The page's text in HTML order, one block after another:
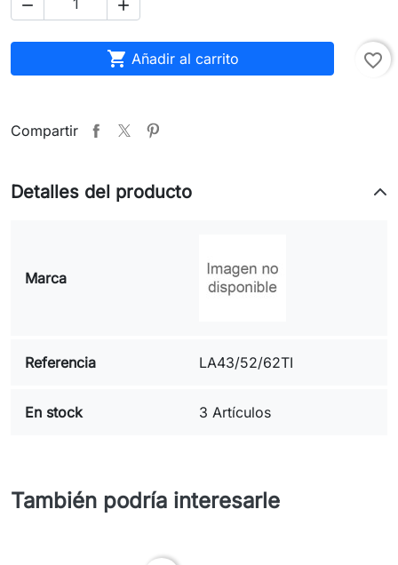
 
 Añadir al carrito favorite_border
Compartir
Detalles del producto
Marca
Referencia LA43/52/62TI
En stock 3 Artículos
También podría interesarle